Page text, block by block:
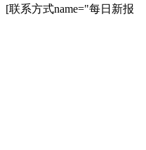
联系方式name="每日新报